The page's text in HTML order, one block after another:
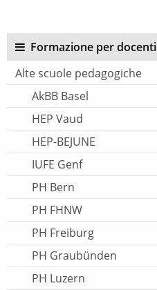
Formazione per docenti
Alte scuole pedagogiche
AkBB Basel
HEP Vaud
HEP-BEJUNE
IUFE Genf
PH Bern
PH FHNW
PH Freiburg
PH Graubünden
PH Luzern